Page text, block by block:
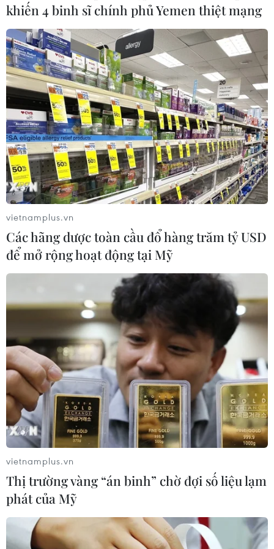
#Quyết định số 08
#khu vực công nghiệp
#khu chế xuất
Bạc Liêu
Cà Mau
Khánh Hòa
Lâm Đồng
Sơn La Đắk Nông
Theo dõi VietnamPlus
TIN LIÊN QUAN
khiến 4 binh sĩ chính phủ Yemen thiệt mạng
vietnamplus.vn
Các hãng dược toàn cầu đổ hàng trăm tỷ USD
để mở rộng hoạt động tại Mỹ
vietnamplus.vn
Thị trường vàng “án binh” chờ đợi số liệu lạm
phát của Mỹ